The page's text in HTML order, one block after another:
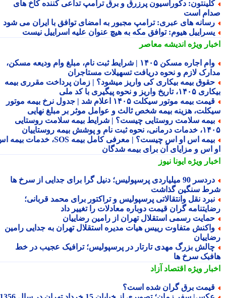
دکوراسیون پرزرق و برق ترامپ تداعی کننده کاخ های
است
های عبری: ترامپ مجبور به امضای توافق با ایران می شود
هیوم: توافق مکه به هیچ عنوان علیه اسراییل نیست
ویژهاندیشه معاصر
وام اجاره مسکن ۱۴۰۵ | شرایط ثبت نام، مبلغ وام ودیعه مسکن،
لازم و نحوه دریافت تسهیلات مستاجران
بیمه بیکاری کی واریز میشود؟ | زمان پرداخت مقرری بیمه
واریز و نحوه پیگیری با کد ملی
قیمت بیمه موتور سیکلت ۱۴۰۵ اعلام شد | جدول نرخ بیمه موتور
هزینه بیمه شخص ثالث و عوامل موثر بر مبلغ نهایی
سلامت روستایی چیست؟ | شرایط بیمه سلامت روستایی
نام و پوشش بیمه روستاییان
بیمه اس او اس چیست؟ | معرفی کامل بیمه SOS، خدمات بیمه اس
اس و مزایای آن برای بیمه شدگان
ویژهایونا نیوز
دردسر 90 میلیاردی پرسپولیس؛ دنیل گرا برای جدایی از سرخ ها
سنگین گذاشت
نقل وانتقالاتی پرسپولیس و تراکتور برای محمد قربانی؛
گران قیمت دوباره معادلات را تغییر داد
رسمی استقلال تهران از رامین رضاییان
متفاوت رییس هیات مدیره استقلال تهران به جدایی رامین
بزرگ مهدی تارتار در پرسپولیس؛ ترافیک عجیب در خط
سرخ ها
ویژهاقتصاد آزاد
برق گران شده است؟